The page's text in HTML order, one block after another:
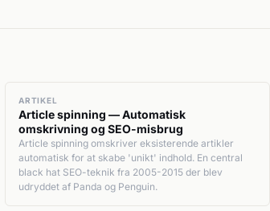
ARTIKEL
Article spinning — Automatisk
omskrivning og SEO-misbrug
Article spinning omskriver eksisterende artikler
automatisk for at skabe 'unikt' indhold. En central
black hat SEO-teknik fra 2005-2015 der blev
udryddet af Panda og Penguin.